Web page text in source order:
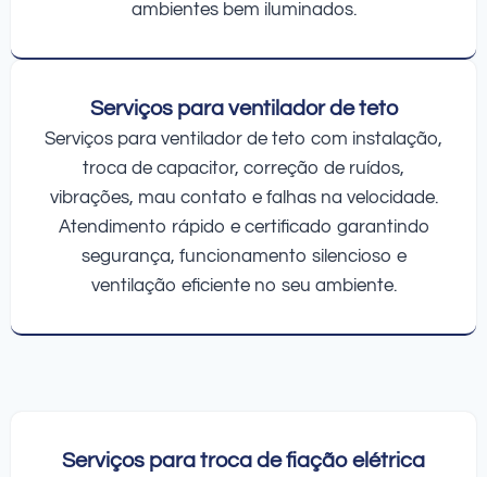
ambientes bem iluminados.
Serviços para ventilador de teto
Serviços para ventilador de teto com instalação,
troca de capacitor, correção de ruídos,
vibrações, mau contato e falhas na velocidade.
Atendimento rápido e certificado garantindo
segurança, funcionamento silencioso e
ventilação eficiente no seu ambiente.
Serviços para troca de fiação elétrica